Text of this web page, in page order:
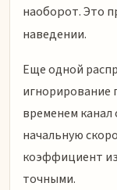
наоборот. Это
наведении.
Еще одной
игнорирование
временем канал
начальную
коэффициент
точными.